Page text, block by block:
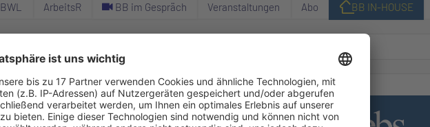
ArbeitsR C BB im Gespräch Veranstaltungen Abo I BB IN-HOUSE
AKTUELLES HEFT